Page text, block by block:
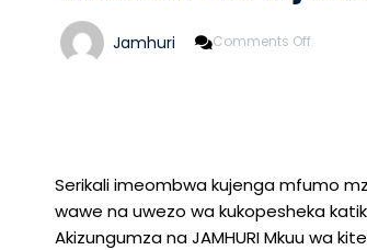
Jamhuri Comments Off
Serikali imeombwa kujenga mfumo
wawe na uwezo wa kukopesheka
Akizungumza na JAMHURI Mkuu wa